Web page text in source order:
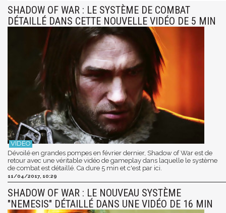
SHADOW OF WAR : LE SYSTÈME DE COMBAT
DÉTAILLÉ DANS CETTE NOUVELLE VIDÉO DE 5 MIN
Dévoilé en grandes pompes en février dernier, Shadow of War est de
retour avec une véritable vidéo de gameplay dans laquelle le système
de combat est détaillé. Ca dure 5 min et c'est par ici.
11/04/2017, 10:29
SHADOW OF WAR : LE NOUVEAU SYSTÈME
"NEMESIS" DÉTAILLÉ DANS UNE VIDÉO DE 16 MIN